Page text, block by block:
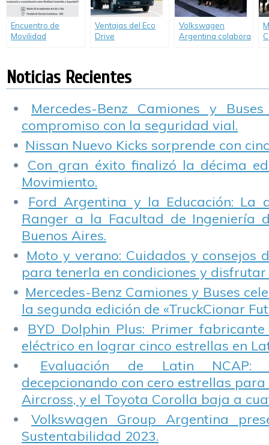
técnicas de todo el
país.
Encuentro de
Movilidad
Fundación de
Empresa Groupe
Renault.
Ventajas del Eco
Drive
Volkswagen
Argentina colabora
Noticias Recientes
Mercedes-Benz Camiones y
compromiso con la seguridad vial.
Nissan Nuevo Kicks sorprende con
Con gran éxito finalizó la décima
Movimiento.
Ford Argentina y la Educación: La
Ranger a la Facultad de Ingeniería
Buenos Aires.
Moto y verano: Cuidados y consejos
para tenerla en condiciones y disfrutar
Mercedes-Benz Camiones y Buses
la segunda edición de «TruckCionar
BYD Dolphin Plus: Primer
eléctrico en lograr cinco estrellas en
Evaluación de Latin NCAP:
decepcionando con cero estrellas para
Aircross, y el Toyota Corolla baja a
Volkswagen Group Argentina
Sustentabilidad 2023.